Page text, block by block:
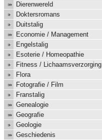
Dierenwereld
Doktersromans
Duitstalig
Economie / Management
Engelstalig
Esoterie / Homeopathie
Fitness / Lichaamsverzorging
Flora
Fotografie / Film
Franstalig
Genealogie
Geografie
Geologie
Geschiedenis